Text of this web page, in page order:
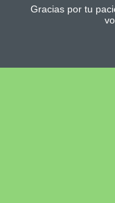
Gracias por tu